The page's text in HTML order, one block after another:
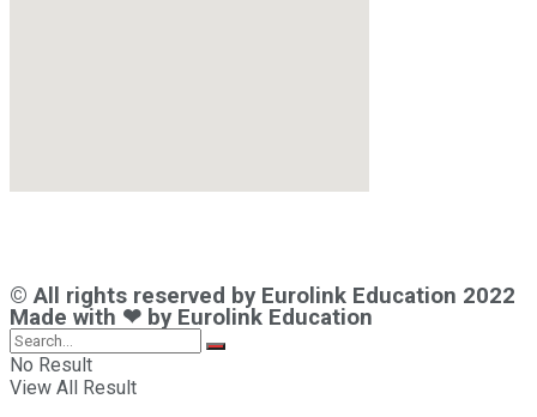
© All rights reserved by Eurolink Education 2022
Made with ❤ by Eurolink Education
No Result
View All Result